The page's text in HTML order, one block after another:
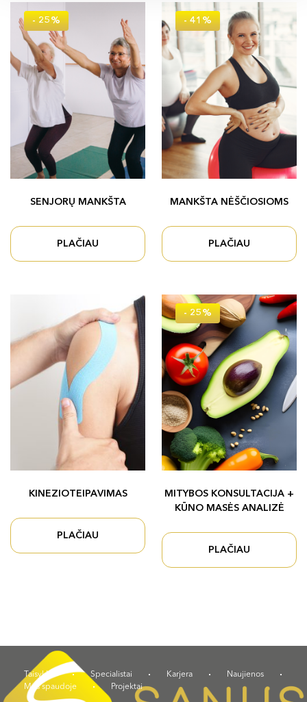
- 25%
SENJORŲ MANKŠTA
PLAČIAU
- 41%
MANKŠTA NĖŠČIOSIOMS
PLAČIAU
KINEZIOTEIPAVIMAS
PLAČIAU
- 25%
MITYBOS KONSULTACIJA +
KŪNO MASĖS ANALIZĖ
PLAČIAU
Taisyklės Specialistai Karjera
Naujienos
Mes spaudoje
Projektai